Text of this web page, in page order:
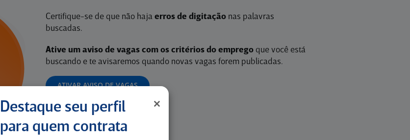
Certifique-se de que não haja erros de digitaçãonas palavras
buscadas.
Ative um aviso de vagas com os critérios do empregoque você está
buscando e te avisaremos quando novas vagas forem publicadas.
ATIVAR AVISO DE VAGAS
Destaque seu perfil
para quem contrata